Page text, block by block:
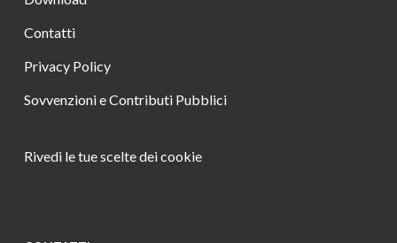
Contatti
Privacy Policy
Sovvenzioni e Contributi Pubblici
Rivedi le tue scelte dei cookie